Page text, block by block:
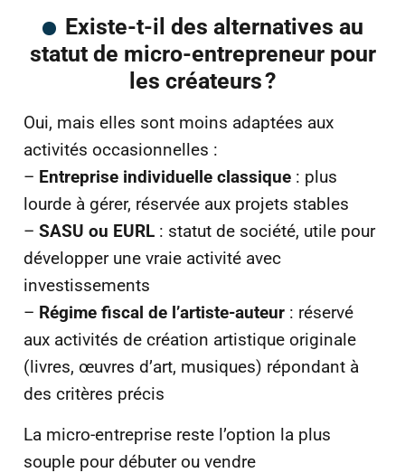
Existe-t-il des alternatives au
statut de micro-entrepreneur pour
les créateurs ?
Oui, mais elles sont moins adaptées aux
activités occasionnelles :
– Entreprise individuelle classique : plus
lourde à gérer, réservée aux projets stables
– SASU ou EURL : statut de société, utile pour
développer une vraie activité avec
investissements
– Régime fiscal de l’artiste-auteur : réservé
aux activités de création artistique originale
(livres, œuvres d’art, musiques) répondant à
des critères précis
La micro-entreprise reste l’option la plus
souple pour débuter ou vendre